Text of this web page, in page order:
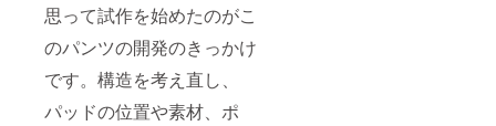
思って試作を始めたのがこ
のパンツの開発のきっかけ
です。構造を考え直し、
パッドの位置や素材、ポ